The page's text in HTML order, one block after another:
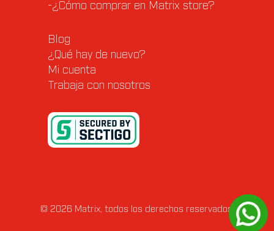
-¿Cómo comprar en Matrix store?
Blog
¿Qué hay de nuevo?
Mi cuenta
Trabaja con nosotros
© 2026 Matrix, todos los derechos reservados.